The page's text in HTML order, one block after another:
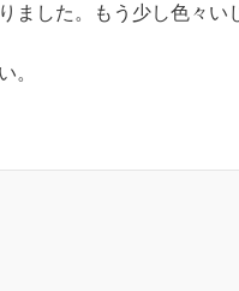
ました。もう少し色々い
。